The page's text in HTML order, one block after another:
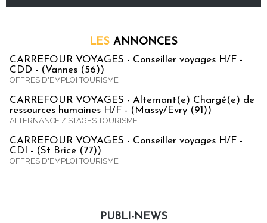
LES ANNONCES
CARREFOUR VOYAGES - Conseiller voyages H/F -
CDD - (Vannes (56))
OFFRES D'EMPLOI TOURISME
CARREFOUR VOYAGES - Alternant(e) Chargé(e) de
ressources humaines H/F - (Massy/Evry (91))
ALTERNANCE / STAGES TOURISME
CARREFOUR VOYAGES - Conseiller voyages H/F -
CDI - (St Brice (77))
OFFRES D'EMPLOI TOURISME
PUBLI-NEWS